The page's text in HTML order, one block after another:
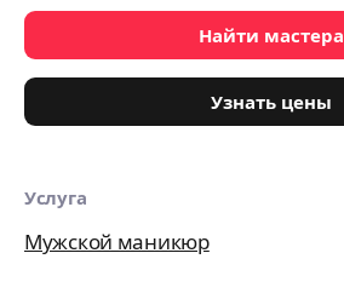
Найти мастера
Узнать цены
Услуга
Мужской маникюр